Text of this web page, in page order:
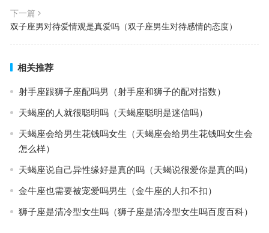
下一篇
双子座男对待爱情观是真爱吗（双子座男生对待感情的态度）
相关推荐
射手座跟狮子座配吗男（射手座和狮子的配对指数）
天蝎座的人就很聪明吗（天蝎座聪明是迷信吗）
天蝎座会给男生花钱吗女生（天蝎座会给男生花钱吗女生会
怎么样）
天蝎座说自己异性缘好是真的吗（天蝎说很爱你是真的吗）
金牛座也需要被宠爱吗男生（金牛座的人扣不扣）
狮子座是清冷型女生吗（狮子座是清冷型女生吗百度百科）